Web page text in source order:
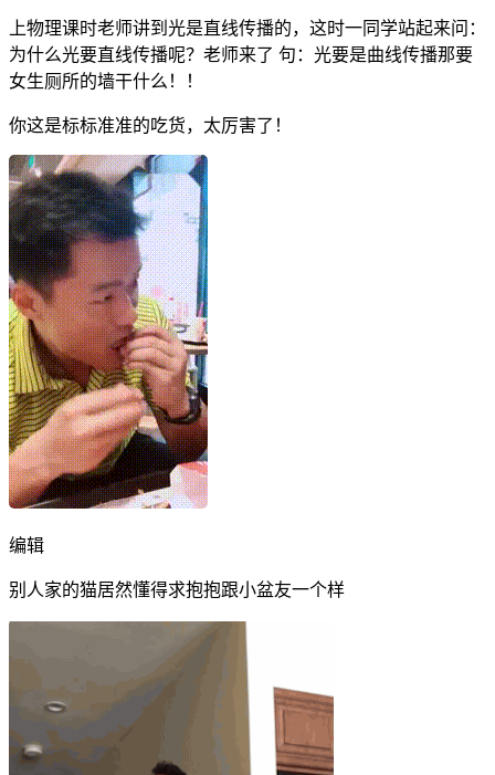
上物理课时老师讲到光是直线传播的，这时一同学站起来问：
为什么光要直线传播呢？老师来了 句：光要是曲线传播那要
女生厕所的墙干什么！！
你这是标标准准的吃货，太厉害了！
编辑
别人家的猫居然懂得求抱抱跟小盆友一个样